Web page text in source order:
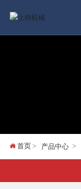
首页 产品中心